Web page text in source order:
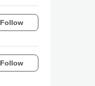
Follow
Follow